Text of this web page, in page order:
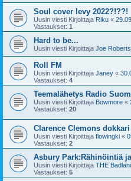
Soul cover levy 2022?!??!
Uusin viesti Kirjoittaja Riku «
Vastaukset: 1
Hard to be...
Uusin viesti Kirjoittaja Joe Roberts
Roll FM
Uusin viesti Kirjoittaja Janey «
Vastaukset: 4
Teemalähetys Radio
Uusin viesti Kirjoittaja Bowmore «
Vastaukset: 20
Clarence Clemons
Uusin viesti Kirjoittaja flowingki «
Vastaukset: 2
Asbury Park:Rähinöintiä
Uusin viesti Kirjoittaja THE
Vastaukset: 5